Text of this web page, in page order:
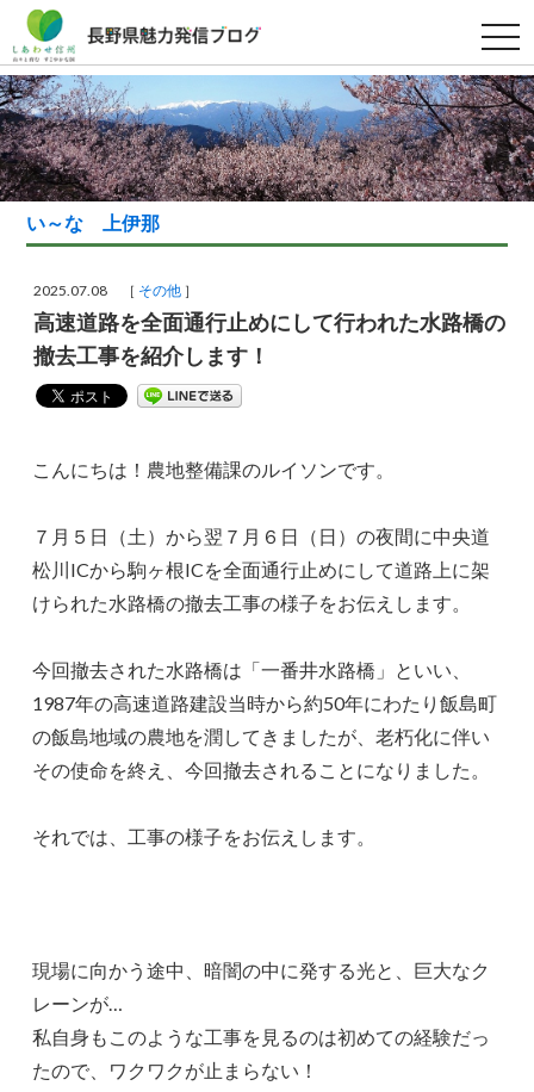
t
o
g
g
l
e
n
a
v
i
t
い～な 上伊那
2025.07.08 ［ その他 ］
高速道路を全面通行止めにして行われた水路橋の
撤去工事を紹介します！
こんにちは！農地整備課のルイソンです。
７月５日（土）から翌７月６日（日）の夜間に中央道
松川ICから駒ヶ根ICを全面通行止めにして道路上に架
けられた水路橋の撤去工事の様子をお伝えします。
今回撤去された水路橋は「一番井水路橋」といい、
1987年の高速道路建設当時から約50年にわたり飯島町
の飯島地域の農地を潤してきましたが、老朽化に伴い
その使命を終え、今回撤去されることになりました。
それでは、工事の様子をお伝えします。
現場に向かう途中、暗闇の中に発する光と、巨大なク
レーンが…
私自身もこのような工事を見るのは初めての経験だっ
たので、ワクワクが止まらない！